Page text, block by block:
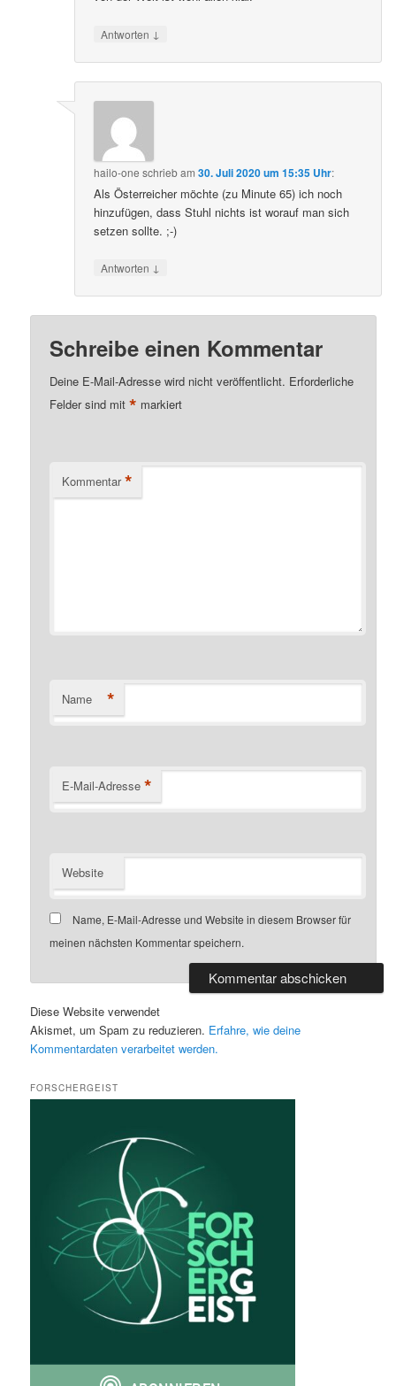
Antworten ↓
hailo-one schriebam30. Juli 2020 um 15:35 Uhr:
Als Österreicher möchte (zu Minute 65) ich noch
hinzufügen, dass Stuhl nichts ist worauf man sich
setzen sollte. ;-)
Antworten ↓
Schreibe einen Kommentar
Deine E-Mail-Adresse wird nicht veröffentlicht. Erforderliche
Felder sind mit* markiert
Kommentar *
Name *
E-Mail-Adresse *
Website
Name, E-Mail-Adresse und Website in diesem Browser für
meinen nächsten Kommentar speichern.
Diese Website verwendet
Akismet, um Spam zu reduzieren. Erfahre, wie deine
Kommentardaten verarbeitet werden.
FORSCHERGEIST